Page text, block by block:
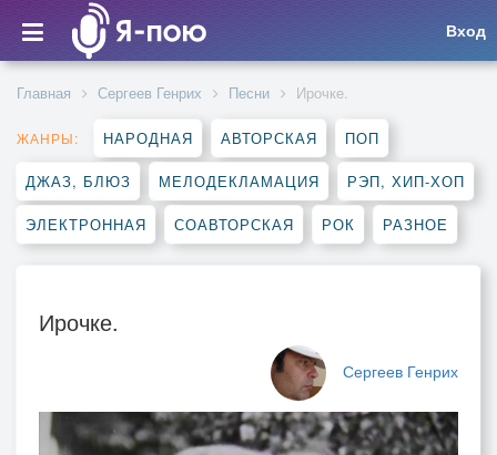
Вход
Главная Сергеев Генрих Песни Ирочке.
ЖАНРЫ: НАРОДНАЯ АВТОРСКАЯ ПОП
ДЖАЗ, БЛЮЗ МЕЛОДЕКЛАМАЦИЯ РЭП, ХИП-ХОП
ЭЛЕКТРОННАЯ СОАВТОРСКАЯ РОК РАЗНОЕ
Ирочке.
Сергеев Генрих